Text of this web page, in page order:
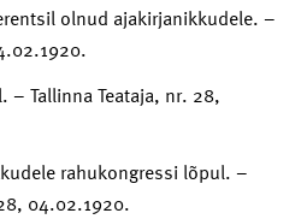
olnud ajakirjanikkudele. –
– Tallinna Teataja, nr. 28,
rahukongressi lõpul. –
04.02.1920.